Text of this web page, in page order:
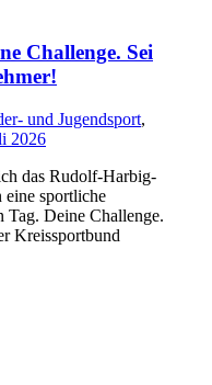
Challenge. Sei
und Jugendsport,
2026
das Rudolf-Harbig-
sportliche
Deine Challenge.
Kreissportbund